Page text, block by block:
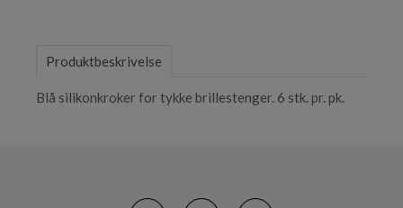
Produktbeskrivelse
Blå silikonkroker for tykke brillestenger. 6 stk. pr. pk.